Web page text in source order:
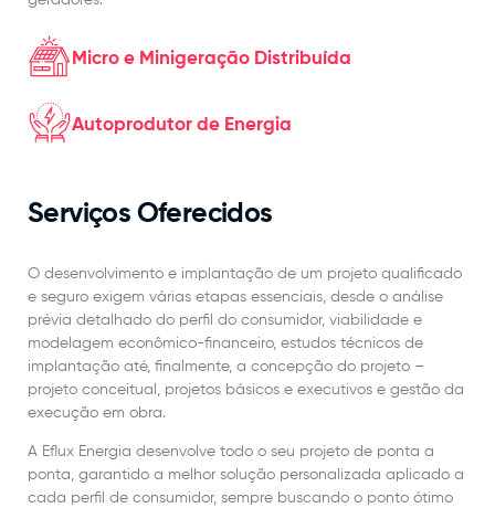
Micro e Minigeração Distribuída
Autoprodutor de Energia
Serviços Oferecidos
O desenvolvimento e implantação de um projeto qualificado
e seguro exigem várias etapas essenciais, desde o análise
prévia detalhado do perfil do consumidor, viabilidade e
modelagem econômico-financeiro, estudos técnicos de
implantação até, finalmente, a concepção do projeto –
projeto conceitual, projetos básicos e executivos e gestão da
execução em obra.
A Eflux Energia desenvolve todo o seu projeto de ponta a
ponta, garantido a melhor solução personalizada aplicado a
cada perfil de consumidor, sempre buscando o ponto ótimo